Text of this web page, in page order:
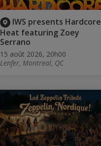
IWS presents Hardcore
Heat featuring Zoey
Serrano
15 août 2026, 20h00
Lenfer, Montreal, QC